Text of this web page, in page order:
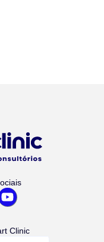
Clinic